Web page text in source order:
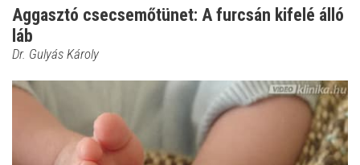
Aggasztó csecsemőtünet: A furcsán kifelé álló
láb
Dr. Gulyás Károly